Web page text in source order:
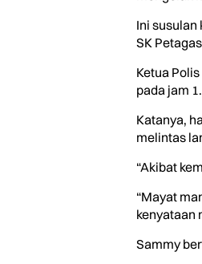
Ini susulan
SK
Ketua
pada jam
Katanya,
melintas
“Akibat
“Mayat
kenyataan
Sammy